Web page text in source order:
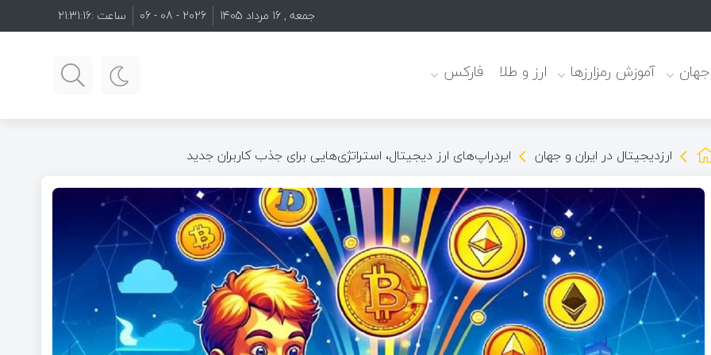
جمعه , 16 مرداد 1405 2026 - 08 - 06 ساعت :21:31:17
جهان آموزش رمزارزها ارز و طلا فارکس
ارزدیجیتال در ایران و جهان ایردراپ‌های ارز دیجیتال، استراتژی‌هایی برای جذب کاربران جدید